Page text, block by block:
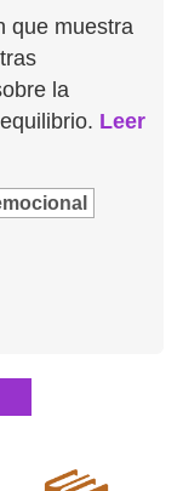
que muestra
la
Leer